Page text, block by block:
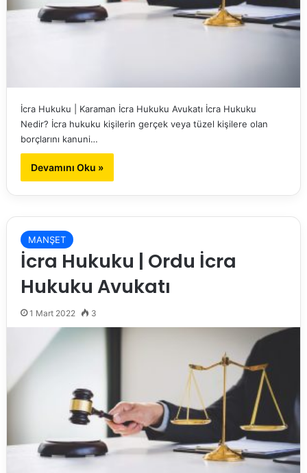
İcra Hukuku | Karaman İcra Hukuku Avukatı İcra Hukuku
Nedir? İcra hukuku kişilerin gerçek veya tüzel kişilere olan
borçlarını kanuni…
Devamını Oku »
MANŞET
İcra Hukuku | Ordu İcra
Hukuku Avukatı
1 Mart 2022 3